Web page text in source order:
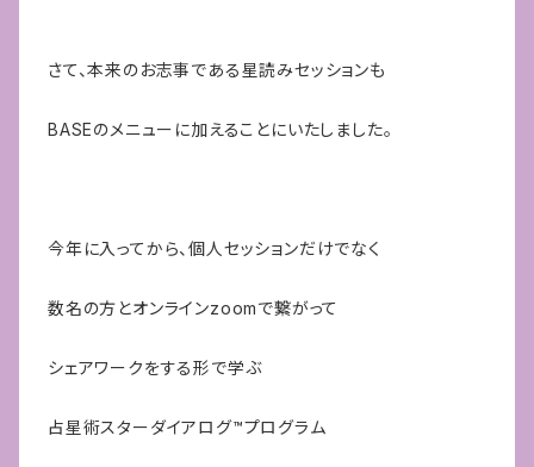
さて、本来のお志事である星読みセッションも
BASEのメニューに加えることにいたしました。
今年に入ってから、個人セッションだけでなく
数名の方とオンラインzoomで繋がって
シェアワークをする形で学ぶ
占星術スターダイアログ™️プログラム